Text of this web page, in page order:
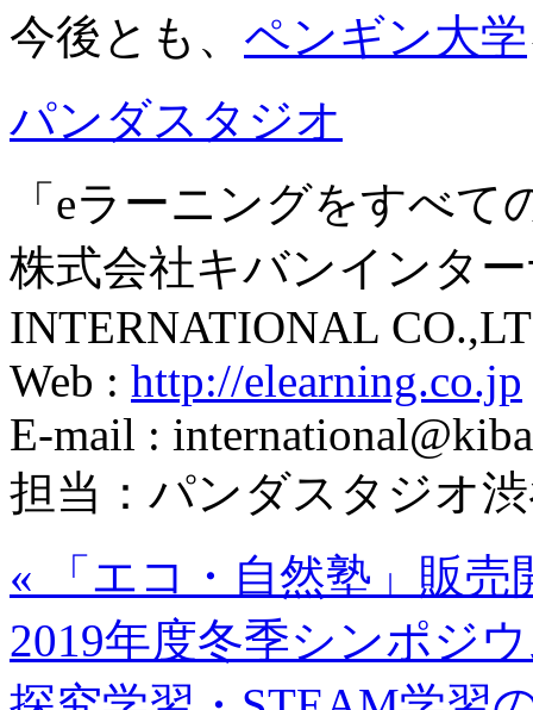
今後とも、 ペンギン大学
パンダスタジオ
「eラーニングをすべて
株式会社キバンインタ
INTERNATIONAL
Web : http://elearning.co.jp
E-mail :
担当：パンダスタジオ
« 「エコ・自然塾」販売
2019年度冬季シンポジ